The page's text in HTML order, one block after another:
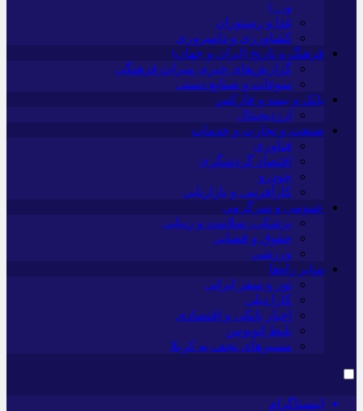
و…)
غذا و رستوران
کشاورزی و دامپروری
فرهنگ و تاریخ (ایران و جهان)
گزارش‌های خبری میراث فرهنگی
سوغات و صنایع دستی
بانک و بیمه و فارکس
ارزدیجیتال
صنعت و تجارت و خدمات
فناوری
اقتصاد گردشگری
خودرو
کارآفرینی و بازاریابی
عمومی و سرگرمی
پزشکی، سلامت و زیبایی
حقوق و قضایی
ورزشی
سایر راه‌ها
تور و سفر ایرانی
کارا دیلی
اخبار بانکی و اقتصادی
بلیط اتوبوس
مسیرهای نجف به کربلا
اینستاگرام